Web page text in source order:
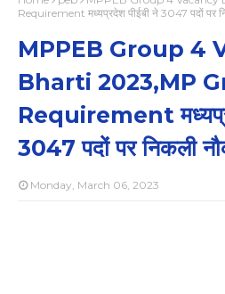
Requirement मध्यप्रदेश पीईबी ने 3047 पदों पर
MPPEB Group 4
Bharti 2023,MP
Requirement
3047 पदों पर निकली
Monday, March 06, 2023